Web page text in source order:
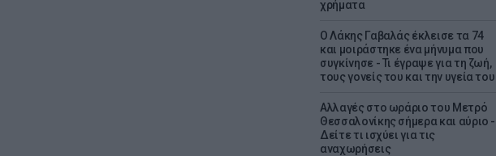
χρήματα
Ο Λάκης Γαβαλάς έκλεισε τα 74
και μοιράστηκε ένα μήνυμα που
συγκίνησε - Τι έγραψε για τη ζωή,
τους γονείς του και την υγεία του
Αλλαγές στο ωράριο του Μετρό
Θεσσαλονίκης σήμερα και αύριο -
Δείτε τι ισχύει για τις
αναχωρήσεις